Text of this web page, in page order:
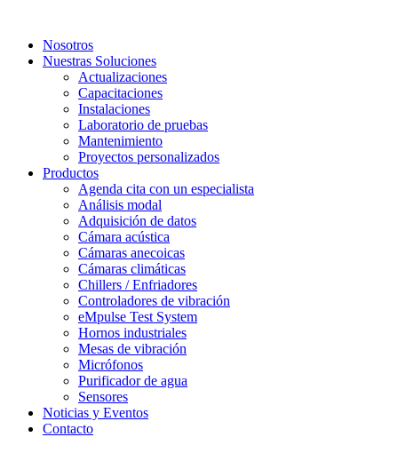
contenidoNosotros
Nuestras Soluciones
Actualizaciones
Capacitaciones
Instalaciones
Laboratorio de pruebas
Mantenimiento
Proyectos personalizados
Productos
Agenda cita con un especialista
Análisis modal
Adquisición de datos
Cámara acústica
Cámaras anecoicas
Cámaras climáticas
Chillers / Enfriadores
Controladores de vibración
eMpulse Test System
Hornos industriales
Mesas de vibración
Micrófonos
Purificador de agua
Sensores
Noticias y Eventos
Contacto